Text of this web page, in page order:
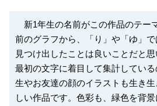
新1年生の名前がこの作品のテー
前のグラフから、「り」や「ゆ」
見つけ出したことは良いことだと
最初の文字に着目して集計してい
生やお友達の顔のイラストも生き
しい作品です。色彩も、緑色を背